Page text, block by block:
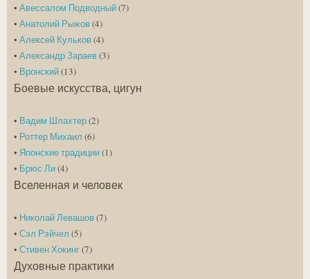
• Авессалом Подводный(7)
• Анатолий Рыжов(4)
• Алексей Кульков(4)
• Александр Зараев(3)
• Вронский(13)
Боевые искусства, цигун
• Вадим Шлахтер(2)
• Роттер Михаил (6)
• Японские традиции(1)
• Брюс Ли(4)
Вселенная и человек
• Николай Левашов(7)
• Сэл Рэйчел (5)
• Стивен Хокинг(7)
Духовные практики